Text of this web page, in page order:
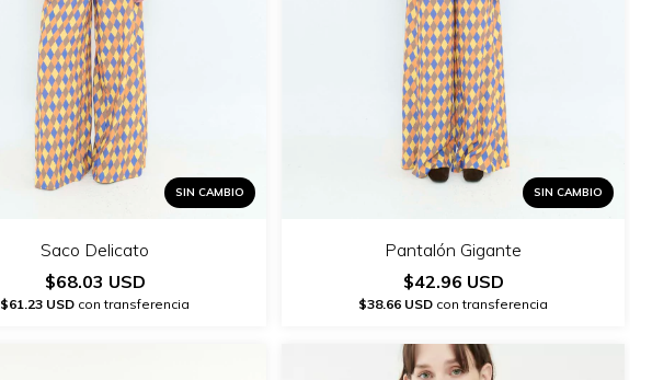
SIN CAMBIO
Saco Delicato
$68.03 USD
$61.23 USD con transferencia
SIN CAMBIO
Pantalón Gigante
$42.96 USD
$38.66 USD con transferencia